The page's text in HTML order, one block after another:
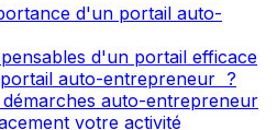
d'un portail auto-
d'un portail efficace
auto-entrepreneur ?
auto-entrepreneur
votre activité